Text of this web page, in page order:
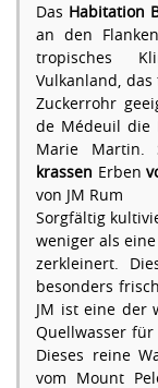
Das Habitation
an den
tropisches
Vulkanland,
Zuckerrohr
de Médeuil die
Marie Martin.
krassen Erben
von JM Rum
Sorgfältig
weniger als
zerkleinert.
besonders
JM ist eine der
Quellwasser
Dieses reine
vom Mount